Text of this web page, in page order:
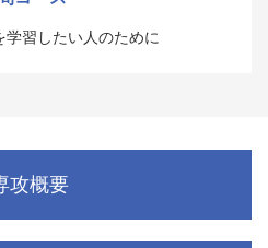
習したい人のために
攻概要